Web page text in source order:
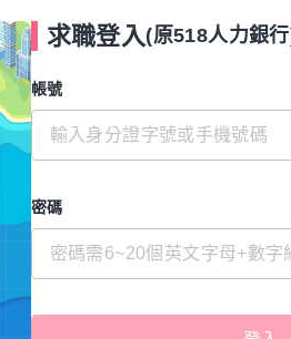
求職登入(原518人力銀
帳號
密碼